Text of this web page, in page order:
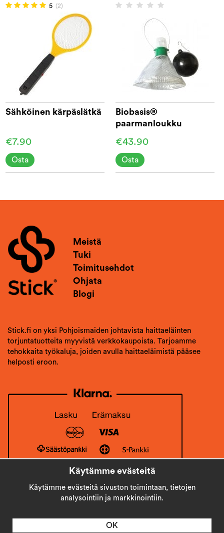
5 (2)
Sähköinen kärpäslätkä
€7.90
Osta
Biobasis®
paarmanloukku
€43.90
Osta
Meistä
Tuki
Toimitusehdot
Ohjata
Blogi
Stick.fi on yksi Pohjoismaiden johtavista haittaeläinten
torjuntatuotteita myyvistä verkkokaupoista. Tarjoamme
tehokkaita työkaluja, joiden avulla haittaeläimistä pääsee
helposti eroon.
Käytämme evästeitä
Käytämme evästeitä sivuston toimintaan, tietojen
analysointiin ja markkinointiin.
OK